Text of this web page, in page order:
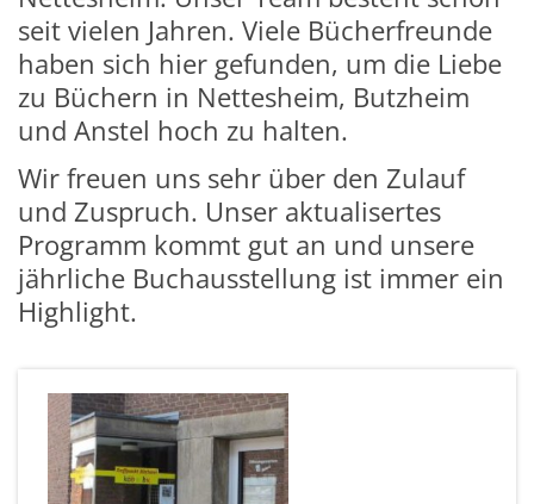
seit vielen Jahren. Viele Bücherfreunde
haben sich hier gefunden, um die Liebe
zu Büchern in Nettesheim, Butzheim
und Anstel hoch zu halten.
Wir freuen uns sehr über den Zulauf
und Zuspruch. Unser aktualisertes
Programm kommt gut an und unsere
jährliche Buchausstellung ist immer ein
Highlight.